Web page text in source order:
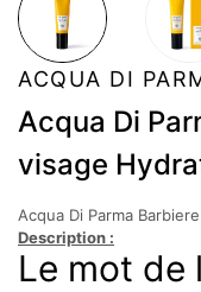
ACQUA DI
Acqua Di
visage
Acqua Di Parma
Description :
Le mot de